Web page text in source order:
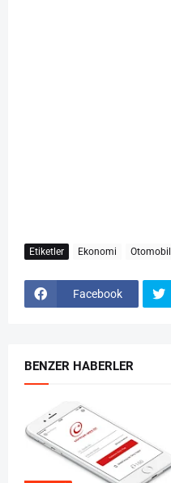
Etiketler Ekonomi Otomobil
Facebook
BENZER HABERLER